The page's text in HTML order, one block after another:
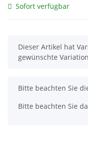
Sofort verfügbar
x
Dieser Artikel hat
gewünschte
x
Bitte beachten Sie
Bitte beachten Sie